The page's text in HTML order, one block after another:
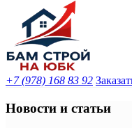
+7 (978) 168 83 92
Новости и статьи